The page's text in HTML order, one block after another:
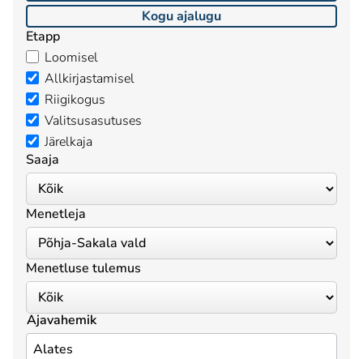
Kogu ajalugu
Etapp
Loomisel
Allkirjastamisel
Riigikogus
Valitsusasutuses
Järelkaja
Saaja
Menetleja
Menetluse tulemus
Ajavahemik
Alates